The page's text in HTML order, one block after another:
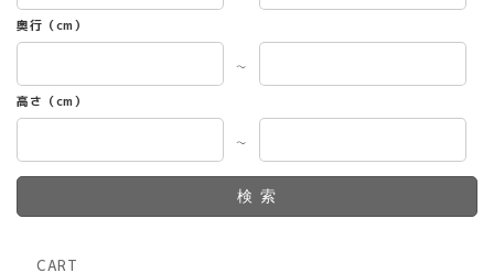
奥行（cm）
～
高さ（cm）
～
検索
CART